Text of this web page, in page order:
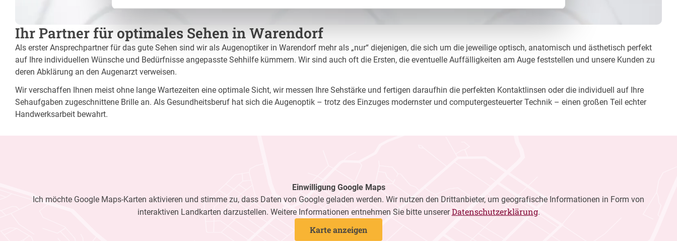
Ihr Partner für optimales Sehen in Warendorf
Als erster Ansprechpartner für das gute Sehen sind wir als Augenoptiker in Warendorf mehr als „nur“ diejenigen, die sich um die jeweilige optisch, anatomisch und ästhetisch perfekt
auf Ihre individuellen Wünsche und Bedürfnisse angepasste Sehhilfe kümmern. Wir sind auch oft die Ersten, die eventuelle Auffälligkeiten am Auge feststellen und unsere Kunden zu
deren Abklärung an den Augenarzt verweisen.
Wir verschaffen Ihnen meist ohne lange Wartezeiten eine optimale Sicht, wir messen Ihre Sehstärke und fertigen daraufhin die perfekten Kontaktlinsen oder die individuell auf Ihre
Sehaufgaben zugeschnittene Brille an. Als Gesundheitsberuf hat sich die Augenoptik – trotz des Einzuges modernster und computergesteuerter Technik – einen großen Teil echter
Handwerksarbeit bewahrt.
Einwilligung Google Maps
Ich möchte Google Maps-Karten aktivieren und stimme zu, dass Daten von Google geladen werden. Wir nutzen den Drittanbieter, um geografische Informationen in Form von
interaktiven Landkarten darzustellen. Weitere Informationen entnehmen Sie bitte unsererDatenschutzerklärung.
Karte anzeigen